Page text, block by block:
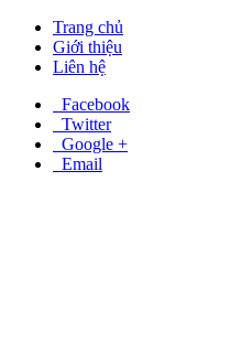
Trang chủ
Giới thiệu
Liên hệ
Facebook
Twitter
Google +
Email